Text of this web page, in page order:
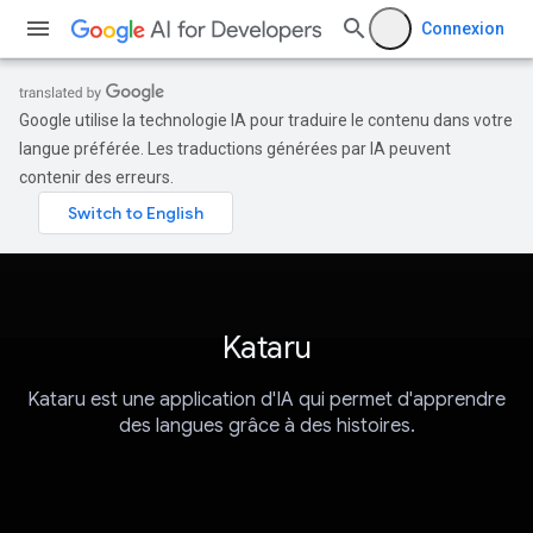
Connexion
Google utilise la technologie IA pour traduire le contenu dans votre
langue préférée. Les traductions générées par IA peuvent
contenir des erreurs.
Kataru
Kataru est une application d'IA qui permet d'apprendre
des langues grâce à des histoires.